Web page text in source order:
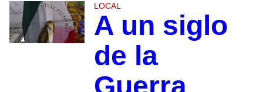
LOCAL
A un siglo
de la
Guerra